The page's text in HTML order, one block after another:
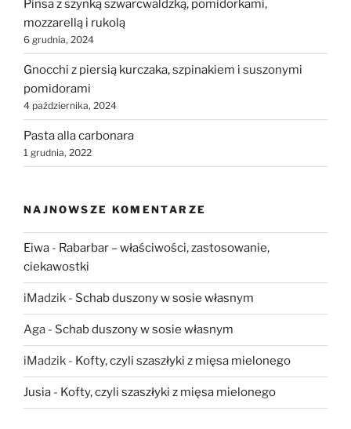
Pinsa z szynką szwarcwaldzką, pomidorkami,
mozzarellą i rukolą
6 grudnia, 2024
Gnocchi z piersią kurczaka, szpinakiem i suszonymi
pomidorami
4 października, 2024
Pasta alla carbonara
1 grudnia, 2022
NAJNOWSZE KOMENTARZE
Eiwa - Rabarbar – właściwości, zastosowanie,
ciekawostki
iMadzik - Schab duszony w sosie własnym
Aga - Schab duszony w sosie własnym
iMadzik - Kofty, czyli szaszłyki z mięsa mielonego
Jusia - Kofty, czyli szaszłyki z mięsa mielonego